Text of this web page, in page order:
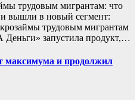
трудовым мигрантам: что
вышли в новый сегмент:
трудовым мигрантам
запустила продукт,…
максимума и продолжил